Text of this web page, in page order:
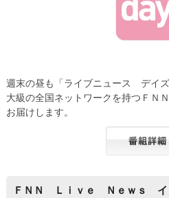
週末の昼も「ライブニュース デイ
大級の全国ネットワークを持つＦＮ
お届けします。
ＦＮＮ Ｌｉｖｅ Ｎｅｗｓ イ